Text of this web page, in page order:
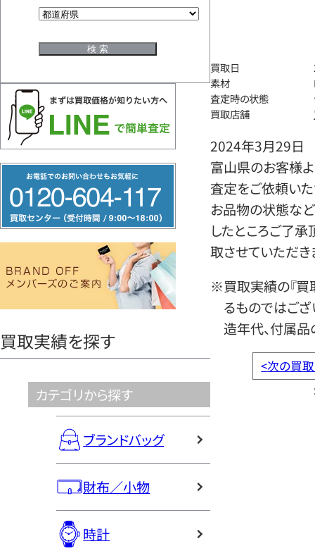
リ
ー
ヤ
買取実績を探す
カテゴリから探す
ブランドバッグ
財布／小物
時計
買取日
素材
査定時の状態
買取店舗
2024年3月29日
富山県のお客様よ
査定をご依頼いた
お品物の状態など
したところご了
取させていただき
※買取実績の『買
るものではござ
造年代、付属品
<次の買